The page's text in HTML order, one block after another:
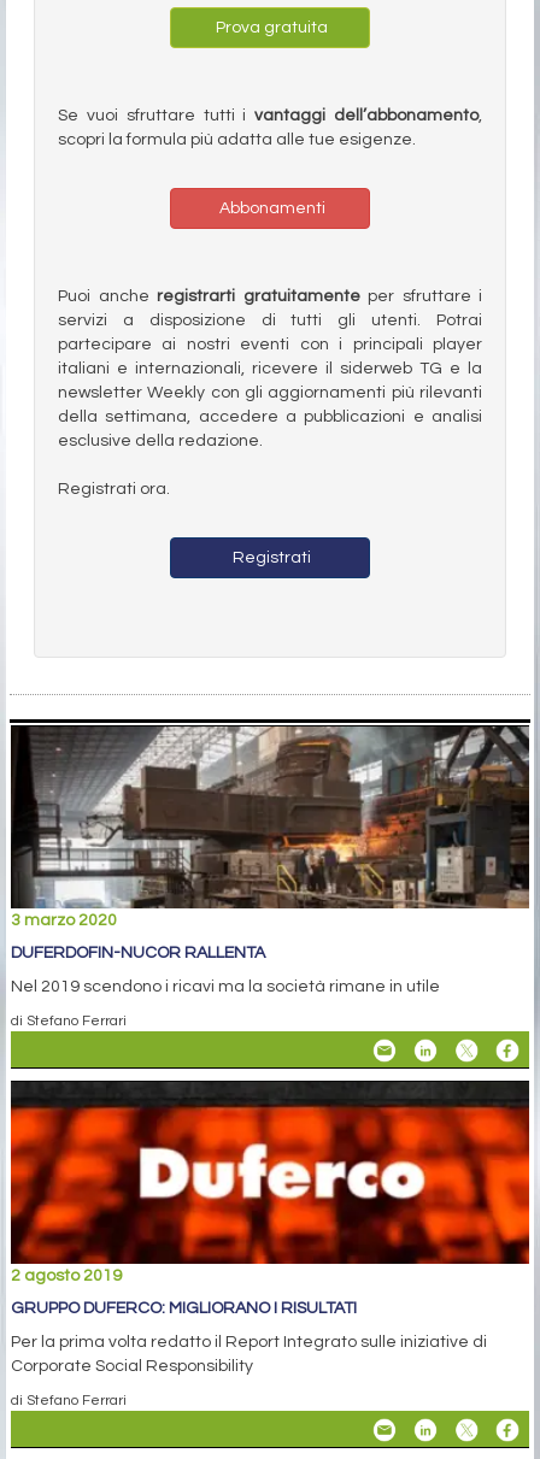
Prova gratuita
Se vuoi sfruttare tutti ivantaggi dell’abbonamento,
scopri la formula più adatta alle tue esigenze.
Abbonamenti
Puoi anche registrarti gratuitamenteper sfruttare i
servizi a disposizione di tutti gli utenti. Potrai
partecipare ai nostri eventi con i principali player
italiani e internazionali, ricevere il siderweb TG e la
newsletter Weekly con gli aggiornamenti più rilevanti
della settimana, accedere a pubblicazioni e analisi
esclusive della redazione.
Registrati ora.
Registrati
3 marzo 2020
DUFERDOFIN-NUCOR RALLENTA
Nel 2019 scendono i ricavi ma la società rimane in utile
di Stefano Ferrari
2 agosto 2019
GRUPPO DUFERCO: MIGLIORANO I RISULTATI
Per la prima volta redatto il Report Integrato sulle iniziative di
Corporate Social Responsibility
di Stefano Ferrari